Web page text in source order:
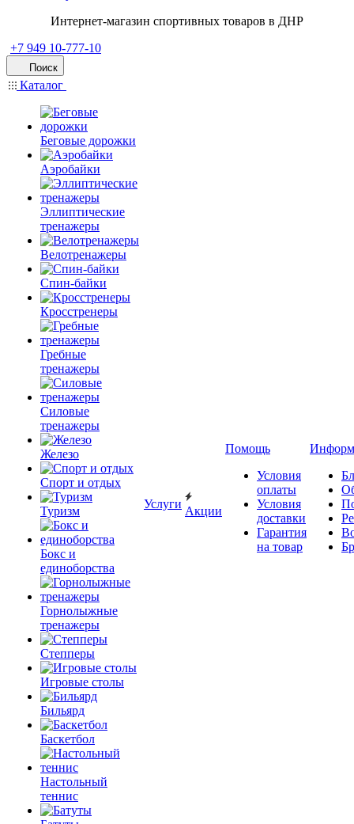
Интернет-магазин спортивных товаров в ДНР
+7 949 10-777-10
Поиск
Каталог
Беговые дорожки
Аэробайки
Эллиптические
тренажеры
Велотренажеры
Спин-байки
Кросстренеры
Гребные
тренажеры
Силовые
тренажеры
Железо
Спорт и отдых
Туризм
Бокс и
единоборства
Горнолыжные
тренажеры
Степперы
Игровые столы
Бильярд
Баскетбол
Настольный
теннис
Услуги
Акции
Помощь
Условия
оплаты
Условия
доставки
Гарантия
на товар